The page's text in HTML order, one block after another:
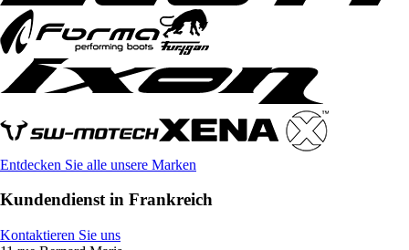
Entdecken Sie alle unsere Marken
Kundendienst in Frankreich
Kontaktieren Sie uns